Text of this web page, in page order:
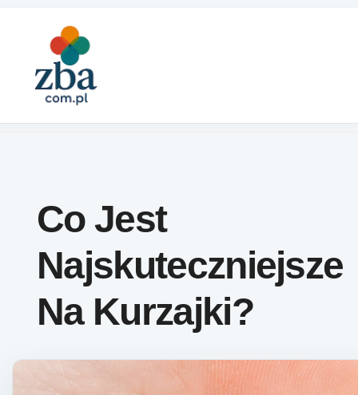
Co Jest
Najskuteczniejsze
Na Kurzajki?